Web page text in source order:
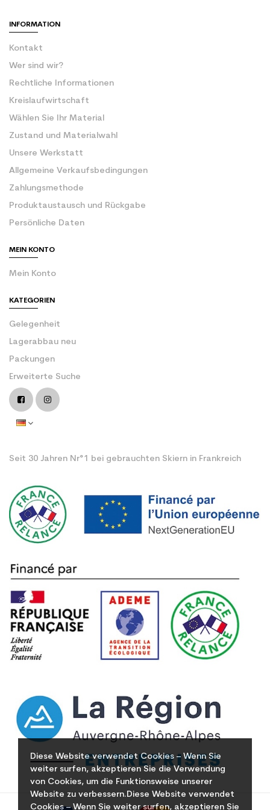
Diese Website verwendet Cookies – Wenn Sie
weiter surfen, akzeptieren Sie die Verwendung
von Cookies, um die Funktionsweise unserer
Website zu verbessern.Diese Website verwendet
Cookies – Wenn Sie weiter surfen, akzeptieren Sie
INFORMATION
Kontakt
Wer sind wir?
Rechtliche Informationen
Kreislaufwirtschaft
Wählen Sie Ihr Material
Zustand und Materialwahl
Unsere Werkstatt
Allgemeine Verkaufsbedingungen
Zahlungsmethode
Produktaustausch und Rückgabe
Persönliche Daten
MEIN KONTO
Mein Konto
KATEGORIEN
Gelegenheit
Lagerabbau neu
Packungen
Erweiterte Suche
Seit 30 Jahren Nr°1 bei gebrauchten Skiern in Frankreich